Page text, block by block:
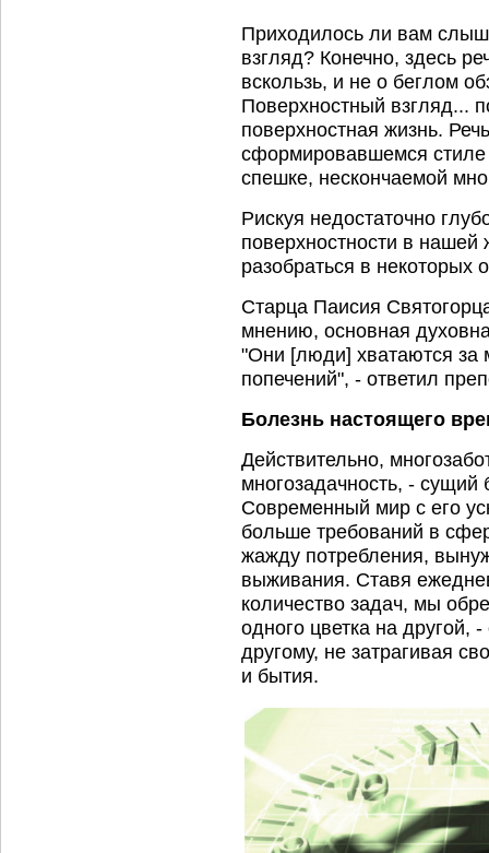
Приходилось ли вам
взгляд? Конечно, здесь
вскользь, и не о беглом
Поверхностный взгляд...
поверхностная жизнь.
сформировавшемся
спешке, нескончаемой
Рискуя недостаточно
поверхностности в
разобраться в некоторых
Старца Паисия
мнению, основная
"Они [люди] хватаются за
попечений", - ответил
Болезнь настоящего
Действительно,
многозадачность, - сущий
Современный мир с его
больше требований в
жажду потребления,
выживания. Ставя
количество задач, мы
одного цветка на другой,
другому, не затрагивая
и бытия.